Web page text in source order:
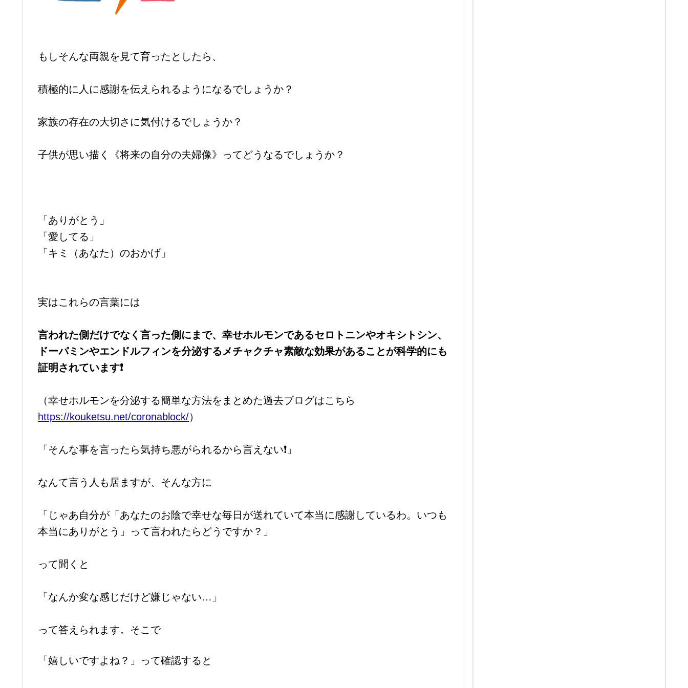
もしそんな両親を見て育ったとしたら、
積極的に人に感謝を伝えられるようになるでしょうか？
家族の存在の大切さに気付けるでしょうか？
子供が思い描く《将来の自分の夫婦像》ってどうなるでしょうか？
「ありがとう」
「愛してる」
「キミ（あなた）のおかげ」
実はこれらの言葉には
言われた側だけでなく言った側にまで、幸せホルモンであるセロトニンやオキシトシン、
ドーパミンやエンドルフィンを分泌するメチャクチャ素敵な効果があることが科学的にも
証明されています❗
（幸せホルモンを分泌する簡単な方法をまとめた過去ブログはこちら
https://kouketsu.net/coronablock/）
「そんな事を言ったら気持ち悪がられるから言えない❗」
なんて言う人も居ますが、そんな方に
「じゃあ自分が「あなたのお陰で幸せな毎日が送れていて本当に感謝しているわ。いつも
本当にありがとう」って言われたらどうですか？」
って聞くと
「なんか変な感じだけど嫌じゃない…」
って答えられます。そこで
「嬉しいですよね？」って確認すると